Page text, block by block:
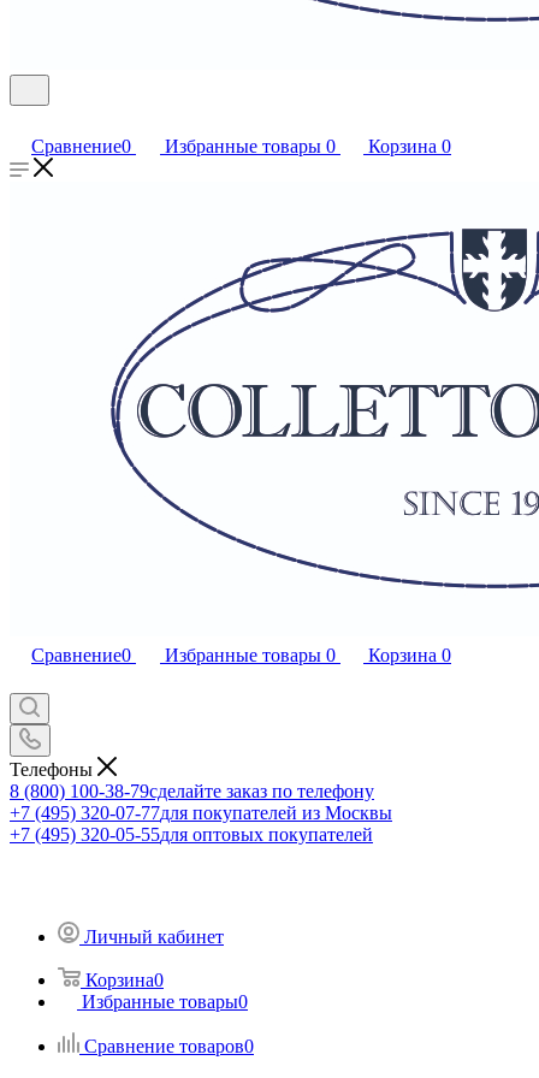
Сравнение0 Избранные товары 0 Корзина 0
Сравнение0 Избранные товары 0 Корзина 0
Телефоны
8 (800) 100-38-79сделайте заказ по телефону
+7 (495) 320-07-77для покупателей из Москвы
+7 (495) 320-05-55для оптовых покупателей
Личный кабинет
Корзина0
Избранные товары0
Сравнение товаров0